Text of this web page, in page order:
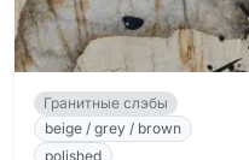
Гранитные слэбы
beige / grey / brown
polished